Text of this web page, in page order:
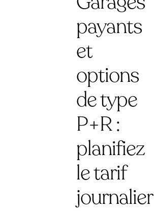
payants
et
options
de type
P+R :
planifiez
le tarif
journalier